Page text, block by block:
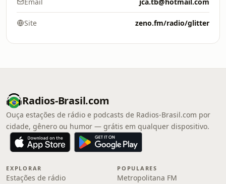
Site zeno.fm/radio/glitter
Radios-Brasil.com
Ouça estações de rádio e podcasts de Radios-Brasil.com por
cidade, gênero ou humor — grátis em qualquer dispositivo.
EXPLORAR
Estações de rádio
POPULARES
Metropolitana FM